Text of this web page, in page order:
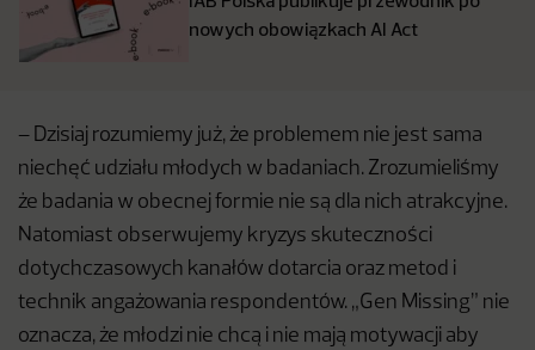
nowych obowiązkach AI Act
– Dzisiaj rozumiemy już, że problemem nie jest sama
niechęć udziału młodych w badaniach. Zrozumieliśmy
że badania w obecnej formie nie są dla nich atrakcyjne.
Natomiast obserwujemy kryzys skuteczności
dotychczasowych kanałów dotarcia oraz metod i
technik angażowania respondentów. „Gen Missing” nie
oznacza, że młodzi nie chcą i nie mają motywacji aby